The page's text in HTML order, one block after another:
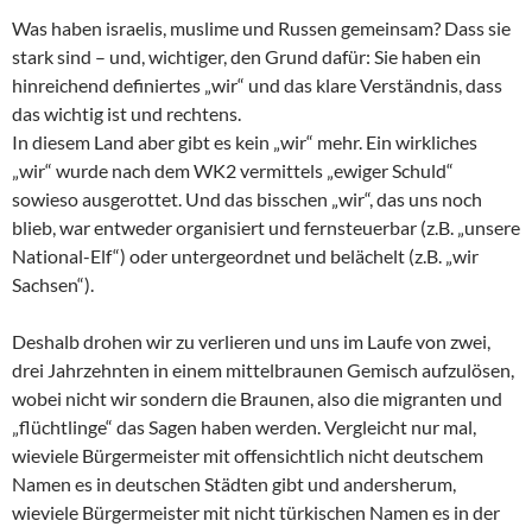
Was haben israelis, muslime und Russen gemeinsam? Dass sie
stark sind – und, wichtiger, den Grund dafür: Sie haben ein
hinreichend definiertes „wir“ und das klare Verständnis, dass
das wichtig ist und rechtens.
In diesem Land aber gibt es kein „wir“ mehr. Ein wirkliches
„wir“ wurde nach dem WK2 vermittels „ewiger Schuld“
sowieso ausgerottet. Und das bisschen „wir“, das uns noch
blieb, war entweder organisiert und fernsteuerbar (z.B. „unsere
National-Elf“) oder untergeordnet und belächelt (z.B. „wir
Sachsen“).
Deshalb drohen wir zu verlieren und uns im Laufe von zwei,
drei Jahrzehnten in einem mittelbraunen Gemisch aufzulösen,
wobei nicht wir sondern die Braunen, also die migranten und
„flüchtlinge“ das Sagen haben werden. Vergleicht nur mal,
wieviele Bürgermeister mit offensichtlich nicht deutschem
Namen es in deutschen Städten gibt und andersherum,
wieviele Bürgermeister mit nicht türkischen Namen es in der